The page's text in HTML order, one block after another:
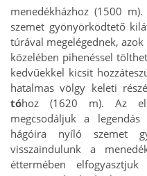
menedékházhoz (1500
szemet gyönyörködtető
túrával megelégednek,
közelében pihenéssel
kedvűekkel kicsit
hatalmas völgy keleti
tóhoz (1620 m). Az
megcsodáljuk a
hágóira nyíló szemet
visszaindulunk a
éttermében